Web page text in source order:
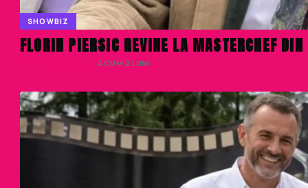
SHOWBIZ
FLORIN PIERSIC REVINE LA MASTERCHEF
· ACUM 2 LUNI